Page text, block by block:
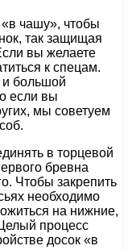
чашу», чтобы
так защищая
вы желаете
к спецам.
и большой
если вы
мы советуем
в торцевой
бревна
Чтобы закрепить
необходимо
на нижние,
процесс
досок «в